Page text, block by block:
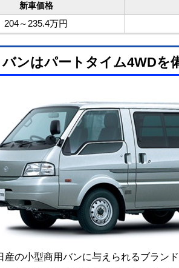
新車価格
204～235.4万円
ンはパートタイム4WDを
産の小型商用バンに与えられるブラン